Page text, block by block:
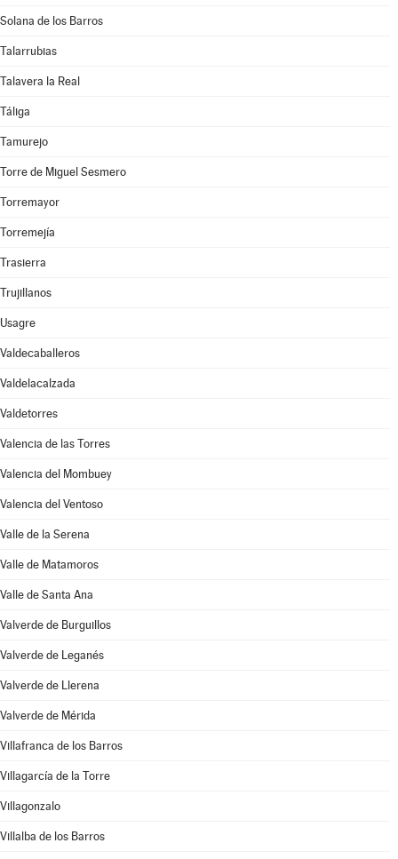
Solana de los Barros
Talarrubias
Talavera la Real
Táliga
Tamurejo
Torre de Miguel Sesmero
Torremayor
Torremejía
Trasierra
Trujillanos
Usagre
Valdecaballeros
Valdelacalzada
Valdetorres
Valencia de las Torres
Valencia del Mombuey
Valencia del Ventoso
Valle de la Serena
Valle de Matamoros
Valle de Santa Ana
Valverde de Burguillos
Valverde de Leganés
Valverde de Llerena
Valverde de Mérida
Villafranca de los Barros
Villagarcía de la Torre
Villagonzalo
Villalba de los Barros